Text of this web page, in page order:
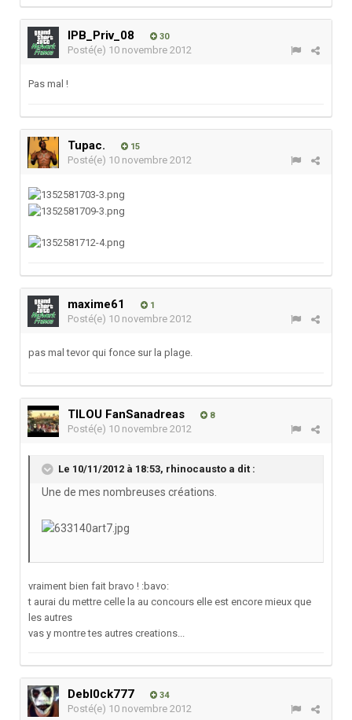
IPB_Priv_08 30
Posté(e) 10 novembre 2012
Pas mal !
Tupac. 15
Posté(e) 10 novembre 2012
maxime61 1
Posté(e) 10 novembre 2012
pas mal tevor qui fonce sur la plage.
TILOU FanSanadreas 8
Posté(e) 10 novembre 2012
Le 10/11/2012 à 18:53, rhinocausto a dit :
Une de mes nombreuses créations.
vraiment bien fait bravo ! :bavo:
t aurai du mettre celle la au concours elle est encore mieux que
les autres
vas y montre tes autres creations...
Debl0ck777 34
Posté(e) 10 novembre 2012